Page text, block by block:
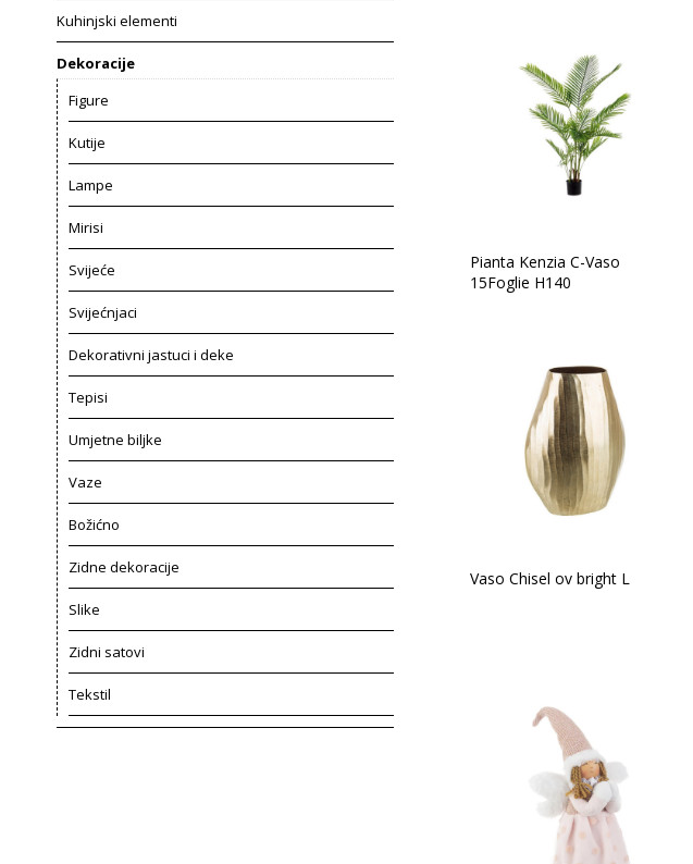
Kuhinjski elementi
Dekoracije
Figure
Kutije
Lampe
Mirisi
Svijeće
Svijećnjaci
Dekorativni jastuci i deke
Tepisi
Umjetne biljke
Vaze
Božićno
Zidne dekoracije
Slike
Zidni satovi
Tekstil
Pianta Kenzia C-Vaso
15Foglie H140
Vaso Chisel ov bright L